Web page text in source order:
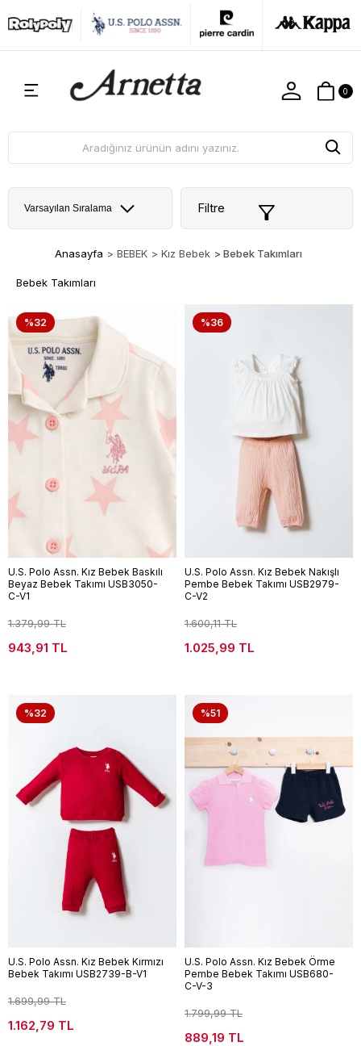
0
Filtre
Anasayfa > BEBEK > Kız Bebek > Bebek Takımları
Bebek Takımları
%32
U.S. Polo Assn. Kız Bebek Baskılı
Beyaz Bebek Takımı USB3050-
C-V1
1.379,99 TL
943,91 TL
%36
U.S. Polo Assn. Kız Bebek Nakışlı
Pembe Bebek Takımı USB2979-
C-V2
1.600,11 TL
1.025,99 TL
%32
U.S. Polo Assn. Kız Bebek Kırmızı
Bebek Takımı USB2739-B-V1
1.699,99 TL
1.162,79 TL
%51
U.S. Polo Assn. Kız Bebek Örme
Pembe Bebek Takımı USB680-
C-V-3
1.799,99 TL
889,19 TL